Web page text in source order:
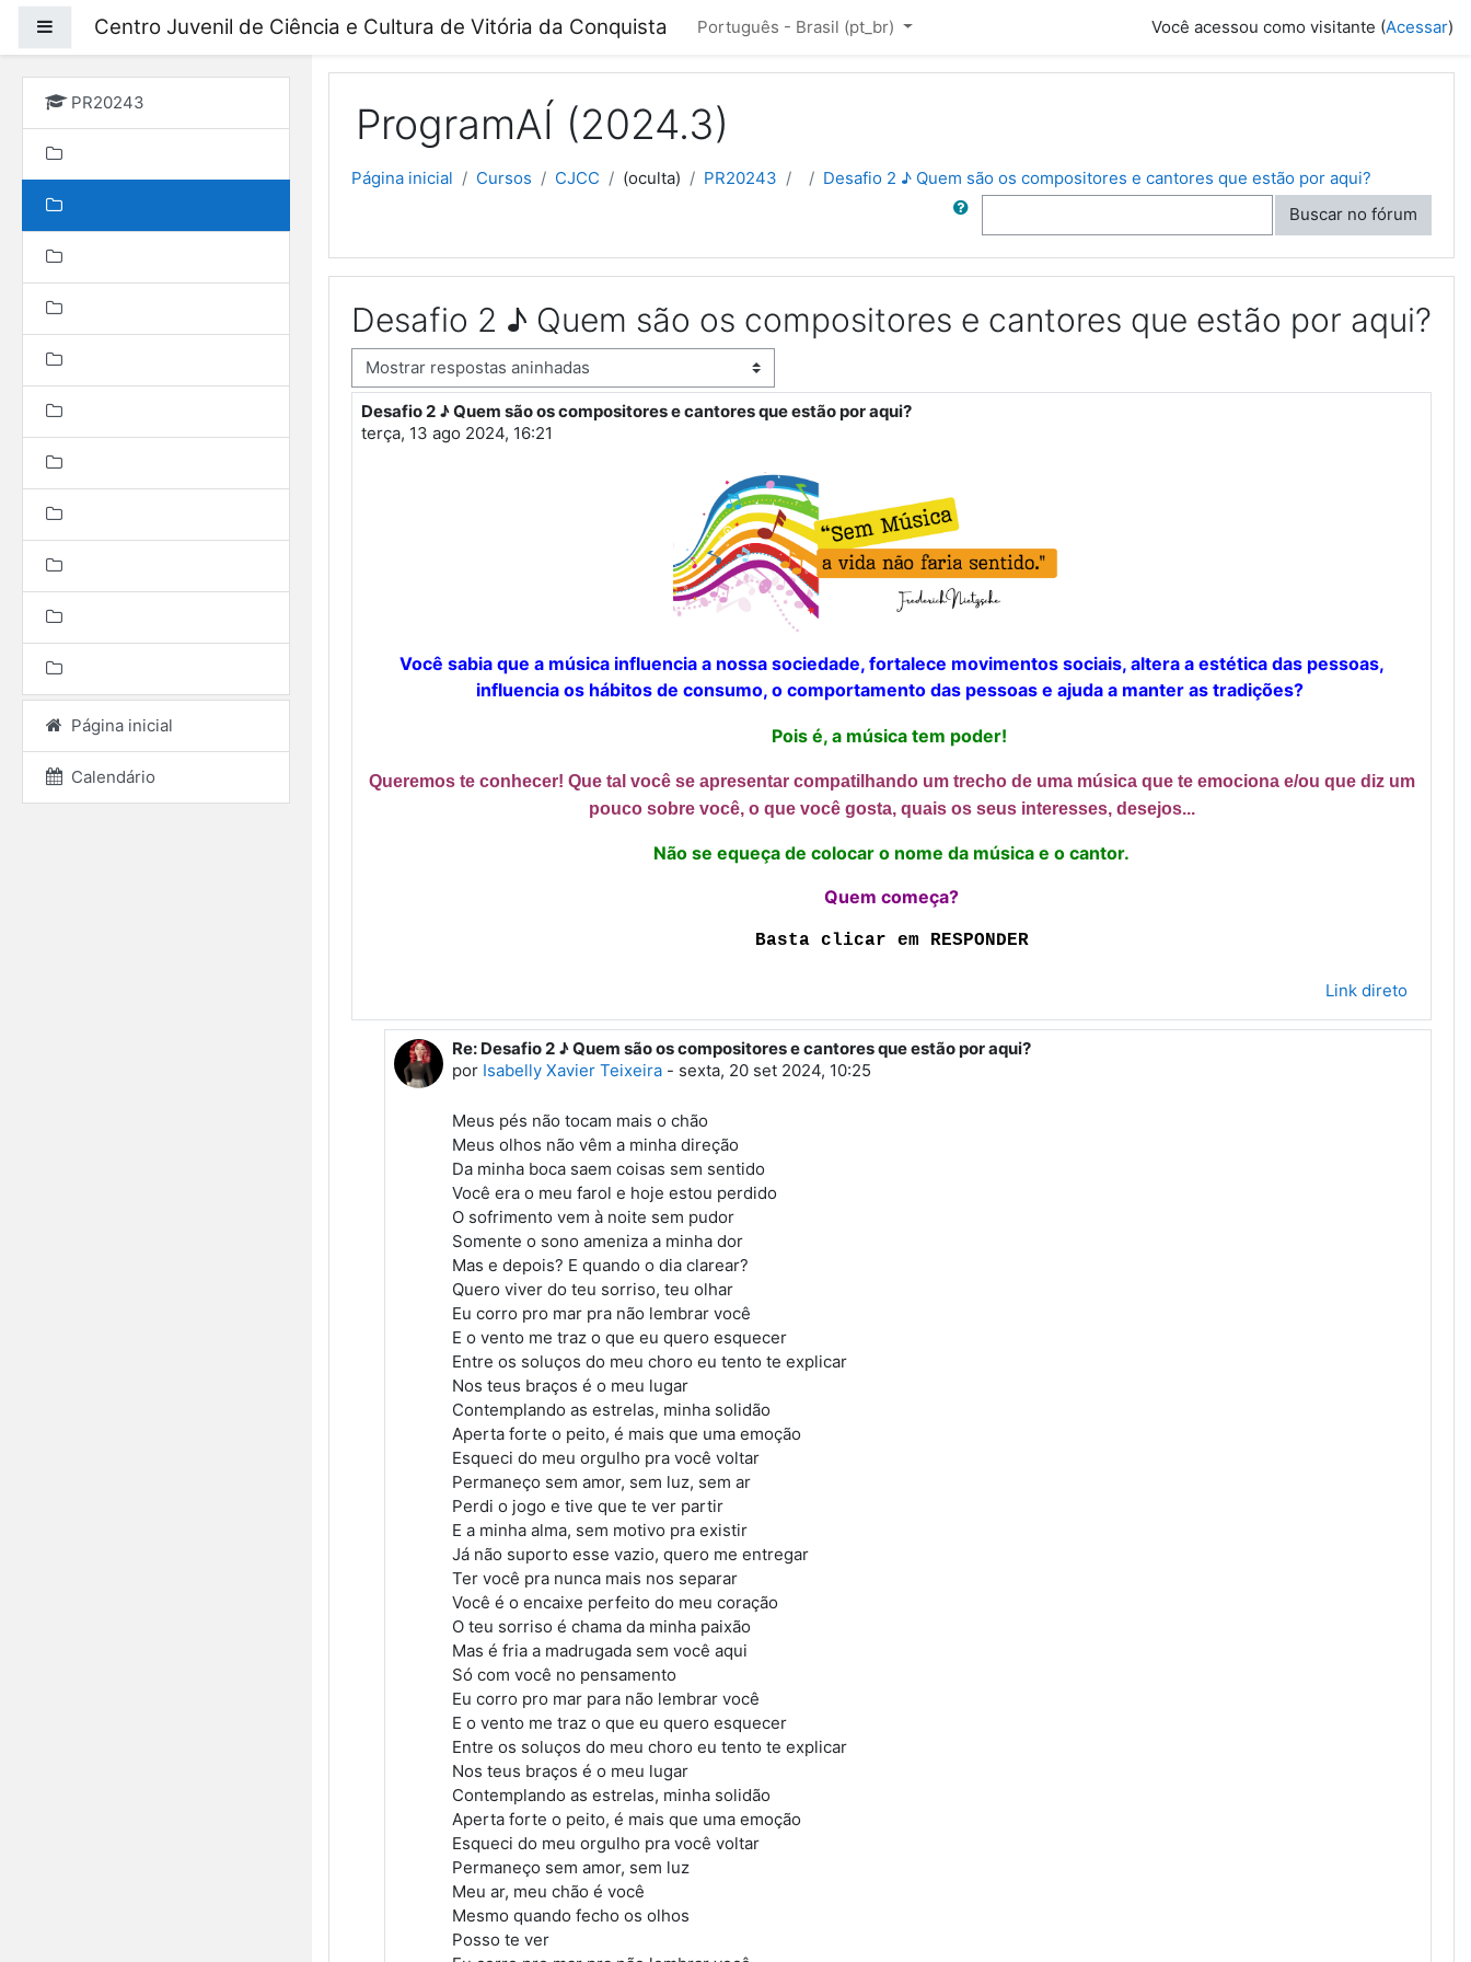
Painel lateral
Centro Juvenil de Ciência e Cultura de Vitória da Conquista Português - Brasil ‎(pt_br)‎ Você acessou como visitante (Acessar)
PR20243
Página inicial
Calendário
ProgramAÍ (2024.3)
Página inicial Cursos CJCC (oculta) PR20243 Desafio 2 ♪ Quem são os compositores e cantores que estão por aqui?
Buscar no fórum
Desafio 2 ♪ Quem são os compositores e cantores que estão por aqui?
Modo de visualização
Desafio 2 ♪ Quem são os compositores e cantores que estão por aqui?
terça, 13 ago 2024, 16:21
Número de respostas: 5
Você sabia que a música influencia a nossa sociedade, fortalece movimentos sociais, altera a estética das pessoas,
influencia os hábitos de consumo, o comportamento das pessoas e ajuda a manter as tradições?
Pois é, a música tem poder!
Queremos te conhecer! Que tal você se apresentar compatilhando um trecho de uma música que te emociona e/ou que diz um
pouco sobre você, o que você gosta, quais os seus interesses, desejos...
Não se equeça de colocar o nome da música e o cantor.
Quem começa?
Basta clicar em RESPONDER
Link direto
Em resposta à Primeiro post
Re: Desafio 2 ♪ Quem são os compositores e cantores que estão por aqui?
por Isabelly Xavier Teixeira- sexta, 20 set 2024, 10:25
Meus pés não tocam mais o chão
Meus olhos não vêm a minha direção
Da minha boca saem coisas sem sentido
Você era o meu farol e hoje estou perdido
O sofrimento vem à noite sem pudor
Somente o sono ameniza a minha dor
Mas e depois? E quando o dia clarear?
Quero viver do teu sorriso, teu olhar
Eu corro pro mar pra não lembrar você
E o vento me traz o que eu quero esquecer
Entre os soluços do meu choro eu tento te explicar
Nos teus braços é o meu lugar
Contemplando as estrelas, minha solidão
Aperta forte o peito, é mais que uma emoção
Esqueci do meu orgulho pra você voltar
Permaneço sem amor, sem luz, sem ar
Perdi o jogo e tive que te ver partir
E a minha alma, sem motivo pra existir
Já não suporto esse vazio, quero me entregar
Ter você pra nunca mais nos separar
Você é o encaixe perfeito do meu coração
O teu sorriso é chama da minha paixão
Mas é fria a madrugada sem você aqui
Só com você no pensamento
Eu corro pro mar para não lembrar você
E o vento me traz o que eu quero esquecer
Entre os soluços do meu choro eu tento te explicar
Nos teus braços é o meu lugar
Contemplando as estrelas, minha solidão
Aperta forte o peito, é mais que uma emoção
Esqueci do meu orgulho pra você voltar
Permaneço sem amor, sem luz
Meu ar, meu chão é você
Mesmo quando fecho os olhos
Posso te ver